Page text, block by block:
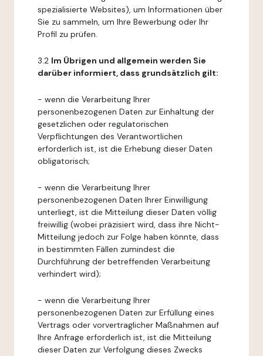
spezialisierte Websites), um Informationen über
Sie zu sammeln, um Ihre Bewerbung oder Ihr
Profil zu prüfen.
3.2 Im Übrigen und allgemein werden Sie
darüber informiert, dass grundsätzlich gilt:
- wenn die Verarbeitung Ihrer
personenbezogenen Daten zur Einhaltung der
gesetzlichen oder regulatorischen
Verpflichtungen des Verantwortlichen
erforderlich ist, ist die Erhebung dieser Daten
obligatorisch;
- wenn die Verarbeitung Ihrer
personenbezogenen Daten Ihrer Einwilligung
unterliegt, ist die Mitteilung dieser Daten völlig
freiwillig (wobei präzisiert wird, dass ihre Nicht-
Mitteilung jedoch zur Folge haben könnte, dass
in bestimmten Fällen zumindest die
Durchführung der betreffenden Verarbeitung
verhindert wird);
- wenn die Verarbeitung Ihrer
personenbezogenen Daten zur Erfüllung eines
Vertrags oder vorvertraglicher Maßnahmen auf
Ihre Anfrage erforderlich ist, ist die Mitteilung
dieser Daten zur Verfolgung dieses Zwecks